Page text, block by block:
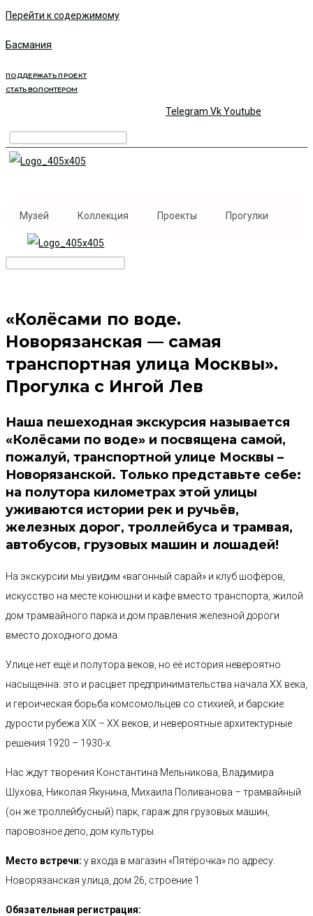
Перейти к содержимому
Басмания
ПОДДЕРЖАТЬ ПРОЕКТ
СТАТЬ ВОЛОНТЕРОМ
Telegram VkYoutube
Музей Коллекция Проекты Прогулки
«Колёсами по воде.
Новорязанская — самая
транспортная улица Москвы».
Прогулка с Ингой Лев
Наша пешеходная экскурсия называется
«Колёсами по воде» и посвящена самой,
пожалуй, транспортной улице Москвы –
Новорязанской. Только представьте себе:
на полутора километрах этой улицы
уживаются истории рек и ручьёв,
железных дорог, троллейбуса и трамвая,
автобусов, грузовых машин и лошадей!
На экскурсии мы увидим «вагонный сарай» и клуб шофёров,
искусство на месте конюшни и кафе вместо транспорта, жилой
дом трамвайного парка и дом правления железной дороги
вместо доходного дома.
Улице нет ещё и полутора веков, но её история невероятно
насыщенна: это и расцвет предпринимательства начала XX века,
и героическая борьба комсомольцев со стихией, и барские
дурости рубежа XIX – XX веков, и невероятные архитектурные
решения 1920 – 1930-х.
Нас ждут творения Константина Мельникова, Владимира
Шухова, Николая Якунина, Михаила Поливанова – трамвайный
(он же троллейбусный) парк, гараж для грузовых машин,
паровозное депо, дом культуры.
Место встречи: у входа в магазин «Пятёрочка» по адресу:
Новорязанская улица, дом 26, строение 1
Обязательная регистрация: